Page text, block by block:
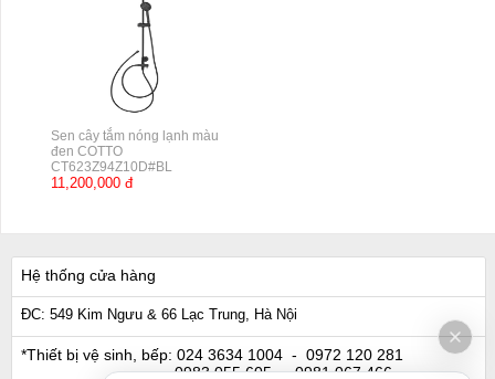
Sen cây tắm nóng lạnh màu
đen COTTO
CT623Z94Z10D#BL
11,200,000 đ
Hệ thống cửa hàng
ĐC: 549 Kim Ngưu & 66 Lạc Trung, Hà Nội
*Thiết bị vệ sinh, bếp: 024 3634 1004 - 0972 120 281
0983 055 605- 0981 067 466